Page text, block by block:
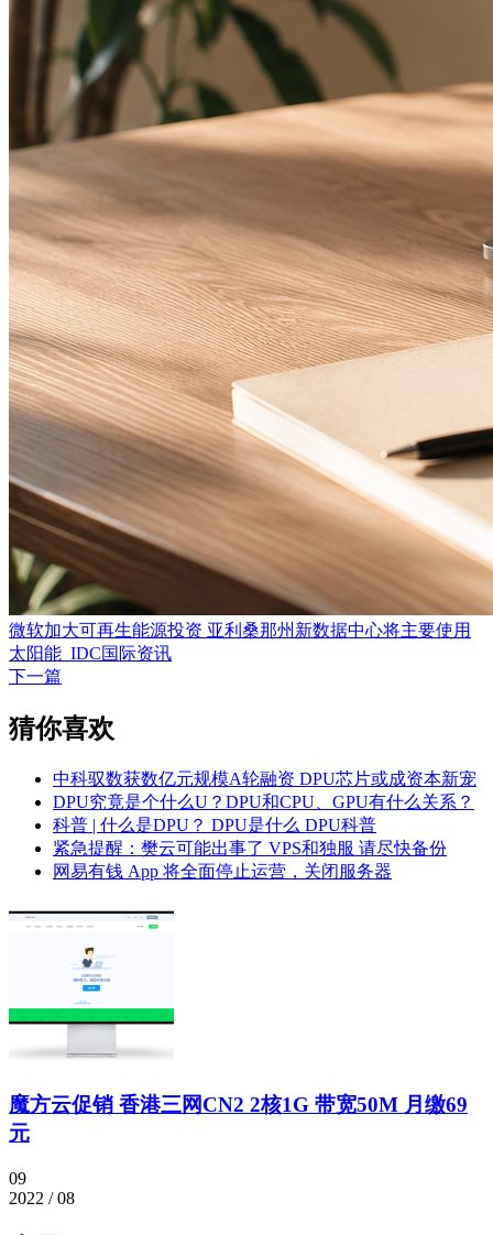
微软加大可再生能源投资 亚利桑那州新数据中心将主要使用
太阳能_IDC国际资讯
下一篇
猜你喜欢
中科驭数获数亿元规模A轮融资 DPU芯片或成资本新宠
DPU究竟是个什么U？DPU和CPU、GPU有什么关系？
科普 | 什么是DPU？ DPU是什么 DPU科普
紧急提醒：樊云可能出事了 VPS和独服 请尽快备份
网易有钱 App 将全面停止运营，关闭服务器
魔方云促销 香港三网CN2 2核1G 带宽50M 月缴69
元
09
2022 / 08